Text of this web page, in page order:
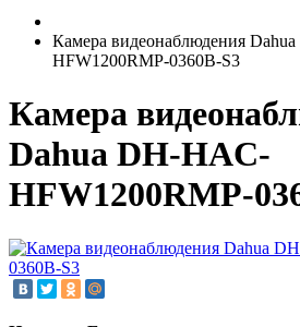
Камера видеонаблюдения
HFW1200RMP-0360B-S3
Камера
Dahua DH-HAC-
HFW1200RMP-